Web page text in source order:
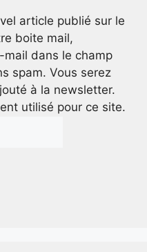
article publié sur le
boite mail,
dans le champ
spam. Vous serez
à la newsletter.
utilisé pour ce site.